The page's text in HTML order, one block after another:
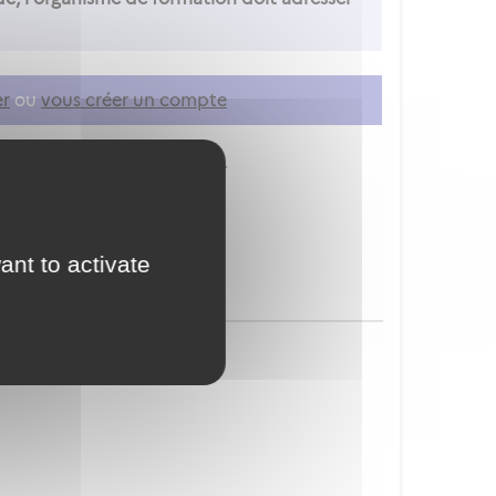
to activate
ou vous créer un compte
à vos services en ligne.